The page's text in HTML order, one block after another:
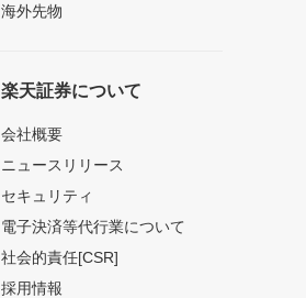
海外先物
楽天証券について
会社概要
ニュースリリース
セキュリティ
電子決済等代行業について
社会的責任[CSR]
採用情報